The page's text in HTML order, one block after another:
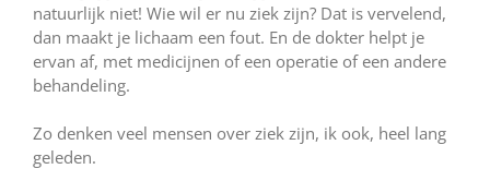
natuurlijk niet! Wie wil er nu ziek zijn? Dat is vervelend,
dan maakt je lichaam een fout. En de dokter helpt je
ervan af, met medicijnen of een operatie of een andere
behandeling.
Zo denken veel mensen over ziek zijn, ik ook, heel lang
geleden.